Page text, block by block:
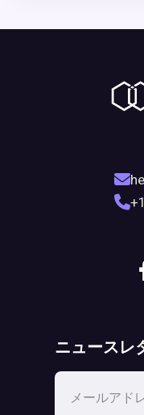
ニュースレ